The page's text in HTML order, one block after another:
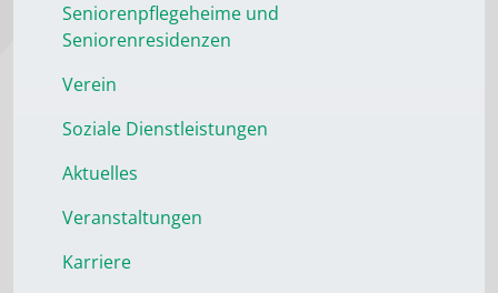
Seniorenpflegeheime und
Seniorenresidenzen
Verein
Soziale Dienstleistungen
Aktuelles
Veranstaltungen
Karriere